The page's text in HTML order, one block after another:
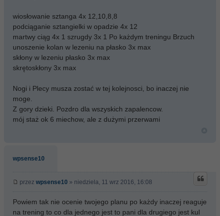
wiosłowanie sztanga 4x 12,10,8,8
podciąganie sztangielki w opadzie 4x 12
martwy ciąg 4x 1 szrugdy 3x 1 Po każdym treningu Brzuch
unoszenie kolan w lezeniu na płasko 3x max
skłony w lezeniu płasko 3x max
skrętoskłony 3x max
Nogi i Plecy musza zostać w tej kolejnosci, bo inaczej nie
moge.
Z gory dzieki. Pozdro dla wszyskich zapalencow.
mój staż ok 6 miechow, ale z dużymi przerwami
wpsense10
przez wpsense10 » niedziela, 11 wrz 2016, 16:08
Powiem tak nie ocenie twojego planu po każdy inaczej reaguje
na trening to co dla jednego jest to pani dla drugiego jest kul